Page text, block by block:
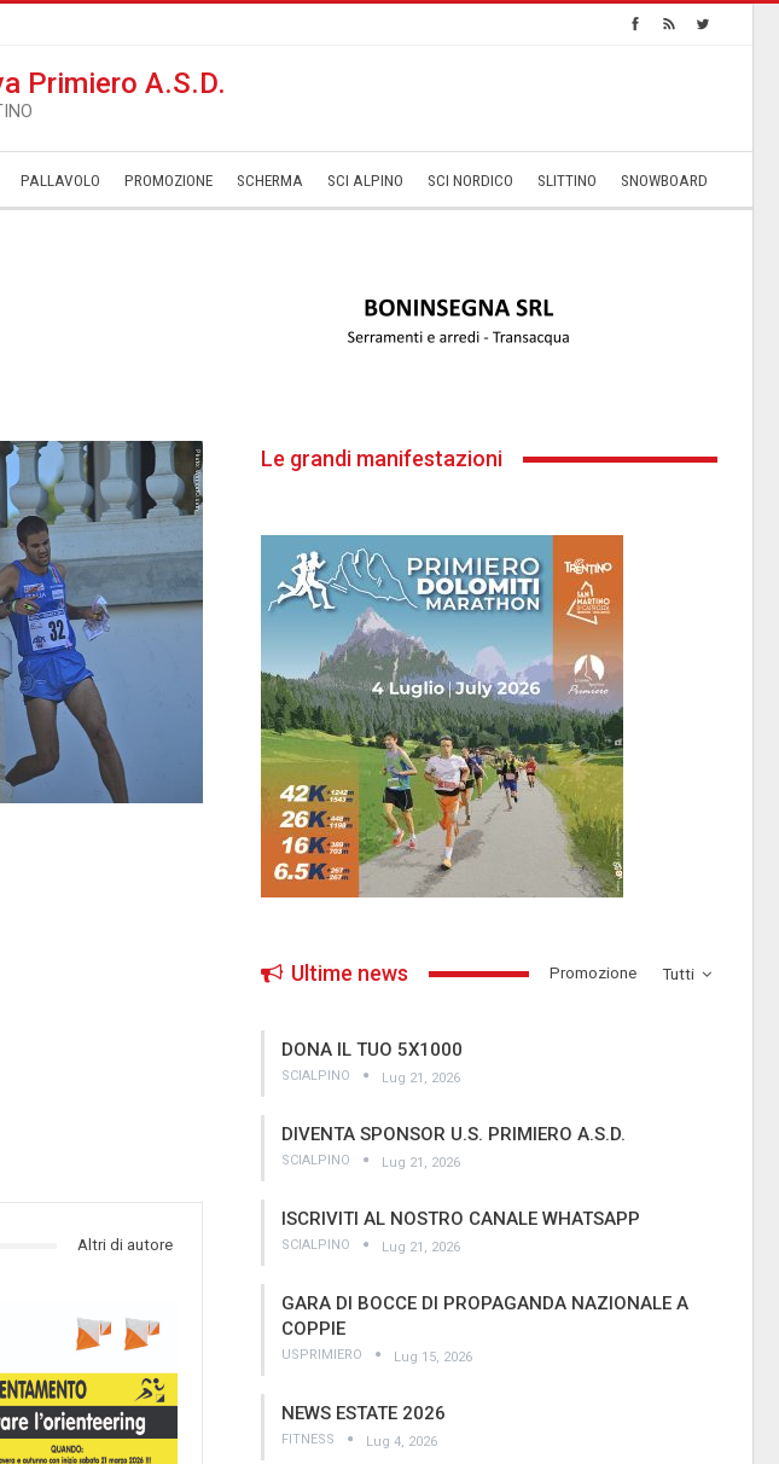
Primiero A.S.D.
PALLAVOLO ­PROMOZIONE SCHERMA SCI ALPINO SCI NORDICO SLITTINO SNOWBOARD
Altri di autore
Le grandi manifestazioni
Tutti
Ultime news ­Promozione
DONA IL TUO 5X1000
SCIALPINO Lug 21, 2026
DIVENTA SPONSOR U.S. PRIMIERO A.S.D.
SCIALPINO Lug 21, 2026
ISCRIVITI AL NOSTRO CANALE WHATSAPP
SCIALPINO Lug 21, 2026
GARA DI BOCCE DI PROPAGANDA NAZIONALE A
COPPIE
USPRIMIERO Lug 15, 2026
NEWS ESTATE 2026
FITNESS Lug 4, 2026